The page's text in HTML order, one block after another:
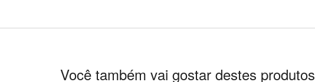
Você também vai gostar destes produtos